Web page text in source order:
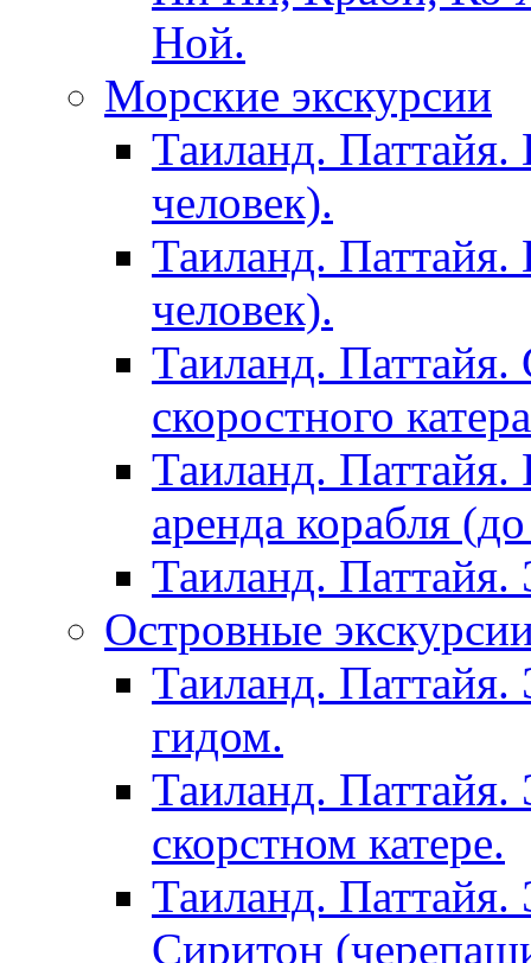
Ной.
Морские экскурсии
Таиланд. Паттайя.
человек).
Таиланд. Паттайя.
человек).
Таиланд. Паттайя.
скоростного
Таиланд. Паттайя.
аренда корабля
Таиланд.
Островные
Таиланд. Паттайя.
гидом.
Таиланд.
скорстном катере.
Таиланд.
Сиритон